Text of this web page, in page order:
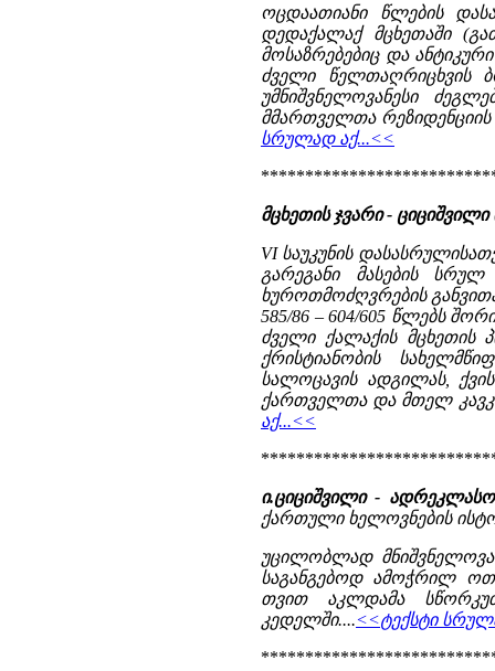
ოცდაათიანი წლების
დედაქალაქ მცხეთაში
მოსაზრებებიც და
ძველი წელთაღრიცხვის
უმნიშვნელოვანესი
მმართველთა რეზიდენციის
სრულად აქ...<<
მცხეთის ჯვარი -
VI საუკუნის
გარეგანი მასების
ხუროთმოძღვრების
585/86 – 604/605 წლებს
ძველი ქალაქის მცხეთის
ქრისტიანობის
სალოცავის ადგილას,
ქართველთა და მთელ
აქ...<<
ი.ციციშვილი -
ქართული ხელოვნების
უცილობლად
საგანგებოდ ამოჭრილ
თვით აკლდამა
კედელში....<<ტექსტი